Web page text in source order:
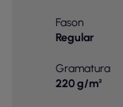
Fason
Regular
Gramatura
220 g/m²